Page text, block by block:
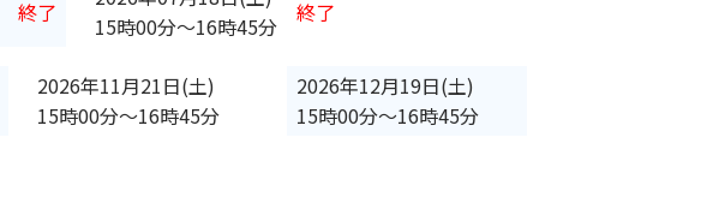
終了
15時00分〜16時45分
終了
2026年11月21日(土)
15時00分〜16時45分
2026年12月19日(土)
15時00分〜16時45分